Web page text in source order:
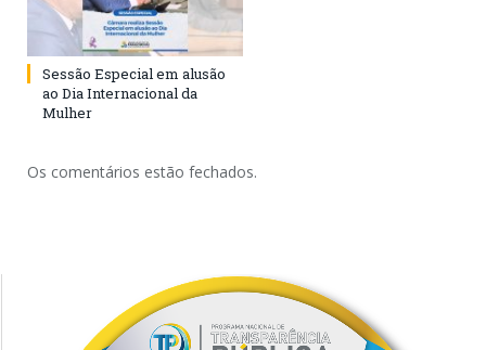
Sessão Especial em alusão
ao Dia Internacional da
Mulher
Os comentários estão fechados.